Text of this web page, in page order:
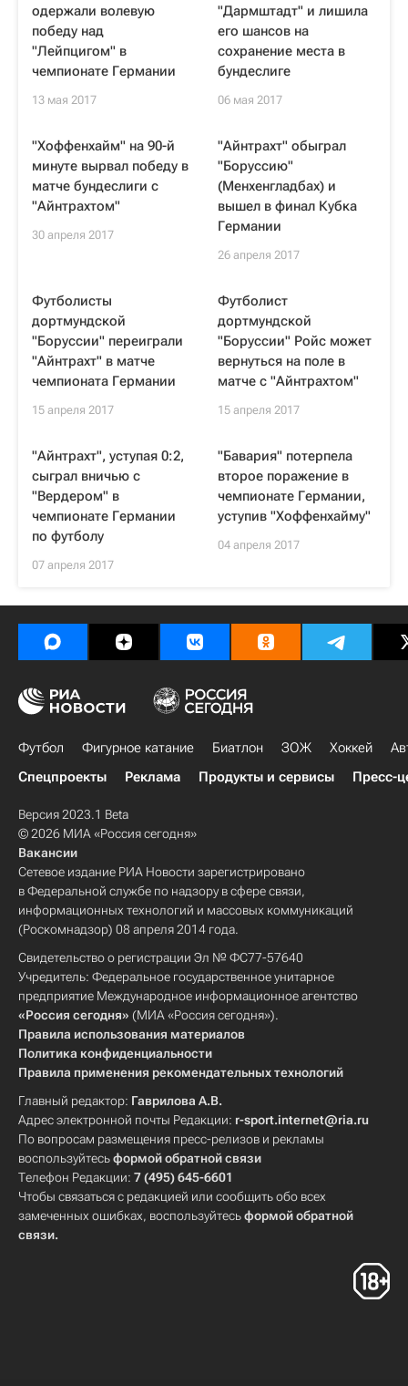
одержали волевую
победу над
"Лейпцигом" в
чемпионате Германии
13 мая 2017
"Дармштадт" и лишила
его шансов на
сохранение места в
бундеслиге
06 мая 2017
"Хоффенхайм" на 90-й
минуте вырвал победу в
матче бундеслиги с
"Айнтрахтом"
30 апреля 2017
"Айнтрахт" обыграл
"Боруссию"
(Менхенгладбах) и
вышел в финал Кубка
Германии
26 апреля 2017
Футболисты
дортмундской
"Боруссии" переиграли
"Айнтрахт" в матче
чемпионата Германии
15 апреля 2017
Футболист
дортмундской
"Боруссии" Ройс может
вернуться на поле в
матче с "Айнтрахтом"
15 апреля 2017
"Айнтрахт", уступая 0:2,
сыграл вничью с
"Вердером" в
чемпионате Германии
по футболу
07 апреля 2017
"Бавария" потерпела
второе поражение в
чемпионате Германии,
уступив "Хоффенхайму"
04 апреля 2017
Футбол Фигурное катание Биатлон ЗОЖ Хоккей
Спецпроекты
Реклама Продукты и сервисы Пресс-
Версия 2023.1 Beta
© 2026 МИА «Россия сегодня»
Вакансии
Сетевое издание РИА Новости зарегистрировано
в Федеральной службе по надзору в сфере связи,
информационных технологий и массовых коммуникаций
(Роскомнадзор) 08 апреля 2014 года.
Свидетельство о регистрации Эл № ФС77-57640
Учредитель: Федеральное государственное унитарное
предприятие Международное информационное агентство
«Россия сегодня» (МИА «Россия сегодня»).
Правила использования материалов
Политика конфиденциальности
Правила применения рекомендательных технологий
Главный редактор: Гаврилова А.В.
Адрес электронной почты Редакции: r-sport.internet@ria.ru
По вопросам размещения пресс-релизов и рекламы
воспользуйтесьформой обратной связи
Телефон Редакции: 7 (495) 645-6601
Чтобы связаться с редакцией или сообщить обо всех
замеченных ошибках, воспользуйтесьформой обратной
связи.